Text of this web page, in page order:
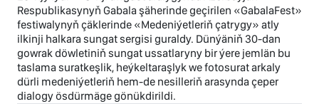
Respublikasynyň Gabala şäherinde geçirilen «GabalaFest»
festiwalynyň çäklerinde «Medeniýetleriň çatrygy» atly
ilkinji halkara sungat sergisi guraldy. Dünýäniň 30-dan
gowrak döwletiniň sungat ussatlaryny bir ýere jemlän bu
taslama suratkeşlik, heýkeltaraşlyk we fotosurat arkaly
dürli medeniýetleriň hem-de nesilleriň arasynda çeper
dialogy ösdürmäge gönükdirildi.